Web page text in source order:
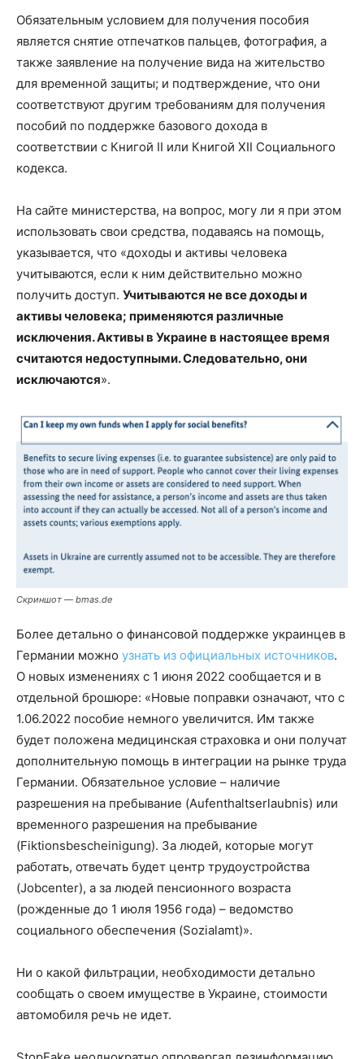
Обязательным условием для получения пособия
является снятие отпечатков пальцев, фотография, а
также заявление на получение вида на жительство
для временной защиты; и подтверждение, что они
соответствуют другим требованиям для получения
пособий по поддержке базового дохода в
соответствии с Книгой II или Книгой XII Социального
кодекса.
На сайте министерства, на вопрос, могу ли я при этом
использовать свои средства, подаваясь на помощь,
указывается, что «доходы и активы человека
учитываются, если к ним действительно можно
получить доступ. Учитываются не все доходы и
активы человека; применяются различные
исключения. Активы в Украине в настоящее время
считаются недоступными. Следовательно, они
исключаются».
Скриншот — bmas.de
Более детально о финансовой поддержке украинцев в
Германии можно узнать из официальных источников.
О новых изменениях с 1 июня 2022 сообщается и в
отдельной брошюре: «Новые поправки означают, что с
1.06.2022 пособие немного увеличится. Им также
будет положена медицинская страховка и они получат
дополнительную помощь в интеграции на рынке труда
Германии. Обязательное условие – наличие
разрешения на пребывание (Aufenthaltserlaubnis) или
временного разрешения на пребывание
(Fiktionsbescheinigung). За людей, которые могут
работать, отвечать будет центр трудоустройства
(Jobcenter), а за людей пенсионного возраста
(рожденные до 1 июля 1956 года) – ведомство
социального обеспечения (Sozialamt)».
Ни о какой фильтрации, необходимости детально
сообщать о своем имуществе в Украине, стоимости
автомобиля речь не идет.